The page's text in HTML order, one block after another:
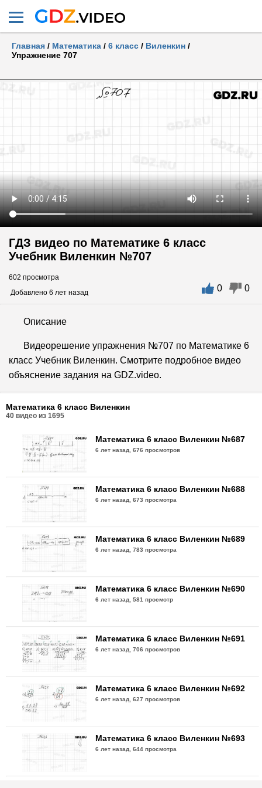
Главная / Математика / 6 класс / Виленкин /
Упражнение 707
ГДЗ видео по Математике 6 класс
Учебник Виленкин №707
602 просмотра
Добавлено 6 лет назад
0 0
Описание
Видеорешение упражнения №707 по Математике 6
класс Учебник Виленкин. Смотрите подробное видео
объяснение задания на GDZ.video.
Математика 6 класс Виленкин
40 видео из 1695
Математика 6 класс Виленкин №687
6 лет назад,676 просмотров
Математика 6 класс Виленкин №688
6 лет назад,673 просмотра
Математика 6 класс Виленкин №689
6 лет назад,783 просмотра
Математика 6 класс Виленкин №690
6 лет назад,581 просмотр
Математика 6 класс Виленкин №691
6 лет назад,706 просмотров
Математика 6 класс Виленкин №692
6 лет назад,627 просмотров
Математика 6 класс Виленкин №693
6 лет назад,644 просмотра